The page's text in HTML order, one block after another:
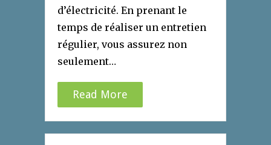
d’électricité. En prenant le
temps de réaliser un entretien
régulier, vous assurez non
seulement…
Read More